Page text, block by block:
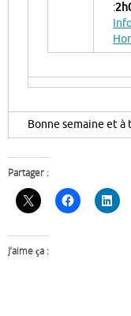
:
Bonne semaine et à
Partager :
J’aime ça :